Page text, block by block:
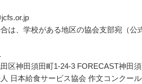
は、学校がある地区の協会支部宛（公
区神田須田町1-24-3 FORECAST神田
日本給食サービス協会 作文コンクー